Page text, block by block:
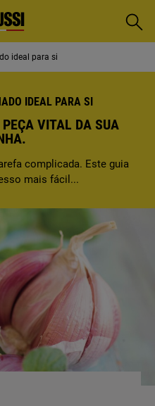
ideal para si
IDEAL PARA SI
VITAL DA SUA
complicada. Este guia
mais fácil...